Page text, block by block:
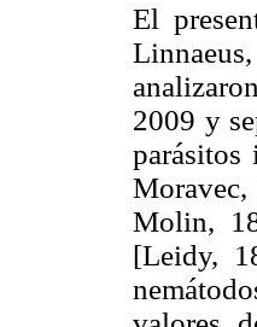
El
2009 y
parásitos
Molin,
[Leidy,